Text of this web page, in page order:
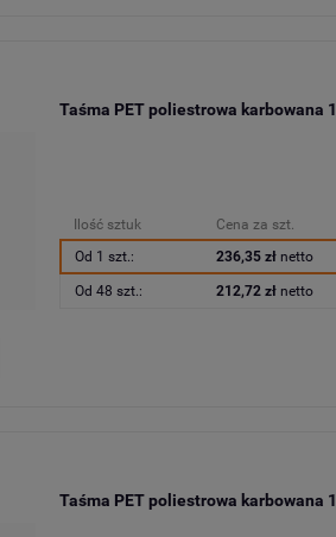
Taśma PET poliestrowa karbowana
Ilość sztuk
Cena za szt.
Od 1 szt.:
236,35 zł netto
Od 48 szt.: 212,72 zł netto
Taśma PET poliestrowa karbowana